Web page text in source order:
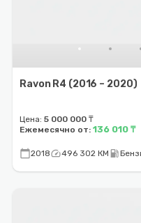
Ravon R4 (2016 – 2020)
Цена: 5 000 000 ₸
Ежемесячно от: 136 010 ₸
calendar_today2018speed496 302 КМ local_gas_station